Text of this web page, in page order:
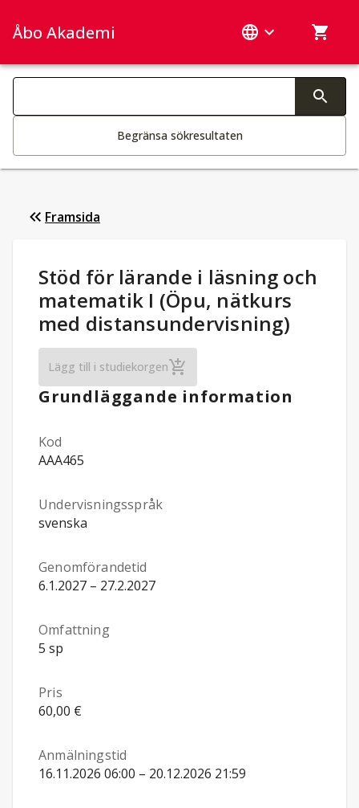
Åbo Akademi
Sök­kategorier
Begränsa sökresultaten
Framsida
Studieuppgifter:
Stöd för lärande i läsning och
matematik I (Öpu, nätkurs
med distansundervisning)
Lägg till i studiekorgenStöd för lärande i läsning och
Grundläggande information
Kod
AAA465
Undervisningsspråk
svenska
Genomförandetid
6.1.2027 – 27.2.2027
Omfattning
5 sp
Pris
60,00 €
Anmälningstid
16.11.2026 06:00 – 20.12.2026 21:59